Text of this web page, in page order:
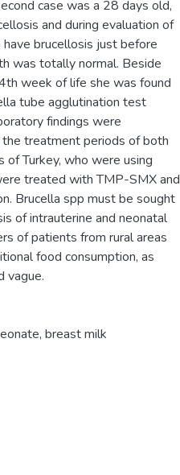
case was a 28 days old,
and during evaluation of
brucellosis just before
was totally normal. Beside
week of life she was found
tube agglutination test
findings were
treatment periods of both
Turkey, who were using
treated with TMP-SMX and
Brucella spp must be sought
of intrauterine and neonatal
of patients from rural areas
food consumption, as
vague.
, breast milk